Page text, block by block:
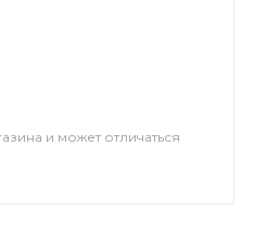
и может отличаться